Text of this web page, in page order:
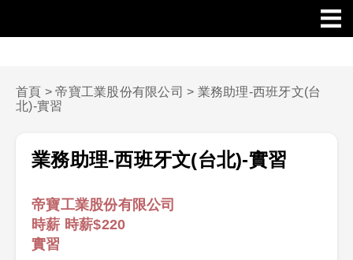
首頁 >帝寶工業股份有限公司 > 業務助理-西班牙文(台
北)-實習
業務助理-西班牙文(台北)-實習
帝寶工業股份有限公司
時薪 時薪$220
實習